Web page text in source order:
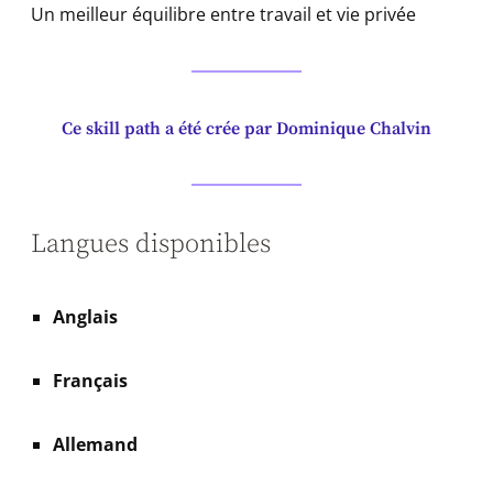
Un meilleur équilibre entre travail et vie privée
Ce skill path a été crée par Dominique Chalvin
Langues disponibles
Anglais
Français
Allemand